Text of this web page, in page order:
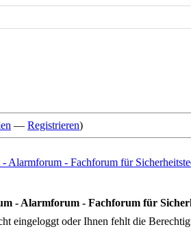
— Registrieren)
Alarmforum - Fachforum für
- Alarmforum - Fachforum für
eingeloggt oder Ihnen fehlt die